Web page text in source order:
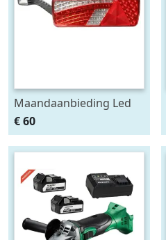
Maandaanbieding Led
achterlicht 12-24V links
m. breedtelamp
€ 60